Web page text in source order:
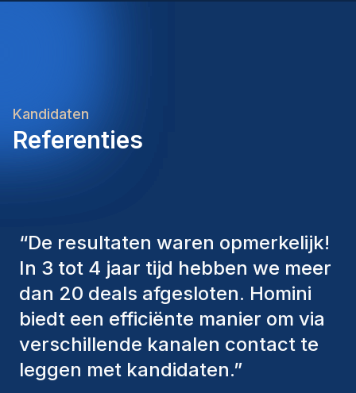
Kandidaten
Referenties
“De consultants van Homini
hebben altijd verschillende
factoren in overweging genomen
om ons de juiste kandidaten aan te
bieden. De mensen die we hebben
aangenomen, zijn nog steeds bij